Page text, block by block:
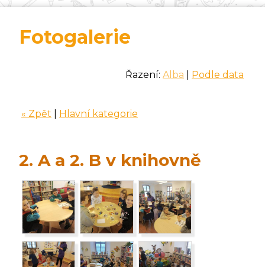
Fotogalerie
Řazení: Alba Podle data
« Zpět Hlavní kategorie
2. A a 2. B v knihovně